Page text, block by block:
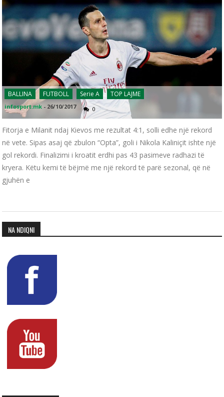
BALLINA FUTBOLL Serie A TOP LAJME
infosport.mk - 26/10/2017 0
Fitorja e Milanit ndaj Kievos me rezultat 4:1, solli edhe një rekord
në vete. Sipas asaj që zbulon “Opta”, goli i Nikola Kaliniçit ishte një
gol rekordi. Finalizimi i kroatit erdhi pas 43 pasimeve radhazi të
kryera. Këtu kemi të bëjmë me një rekord të parë sezonal, që në
gjuhën e
NA NDIQNI